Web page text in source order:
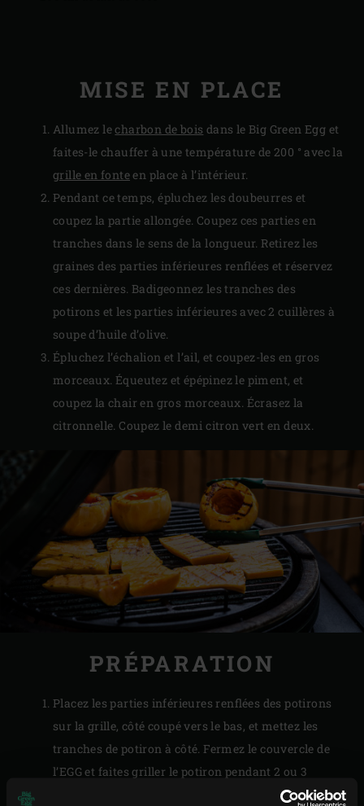
MISE EN PLACE
Allumez lecharbon de bois dans le Big Green Egg et
faites-le chauffer à une température de 200 ° avec la
grille en fonteen place à l’intérieur.
Pendant ce temps, épluchez les doubeurres et
coupez la partie allongée. Coupez ces parties en
tranches dans le sens de la longueur. Retirez les
graines des parties inférieures renflées et réservez
ces dernières. Badigeonnez les tranches des
potirons et les parties inférieures avec 2 cuillères à
soupe d’huile d’olive.
Épluchez l’échalion et l’ail, et coupez-les en gros
morceaux. Équeutez et épépinez le piment, et
coupez la chair en gros morceaux. Écrasez la
citronnelle. Coupez le demi citron vert en deux.
PRÉPARATION
Placez les parties inférieures renflées des potirons
sur la grille, côté coupé vers le bas, et mettez les
tranches de potiron à côté. Fermez le couvercle de
l’EGG et faites griller le potiron pendant 2 ou 3
minutes. Tournez les parties inférieures renflées